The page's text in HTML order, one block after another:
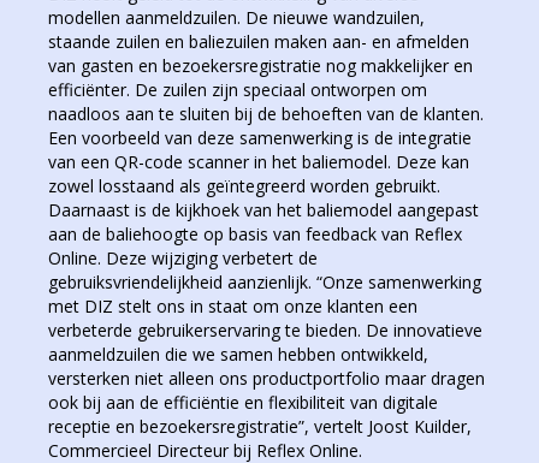
modellen aanmeldzuilen. De nieuwe wandzuilen,
staande zuilen en baliezuilen maken aan- en afmelden
van gasten en bezoekersregistratie nog makkelijker en
efficiënter. De zuilen zijn speciaal ontworpen om
naadloos aan te sluiten bij de behoeften van de klanten.
Een voorbeeld van deze samenwerking is de integratie
van een QR-code scanner in het baliemodel. Deze kan
zowel losstaand als geïntegreerd worden gebruikt.
Daarnaast is de kijkhoek van het baliemodel aangepast
aan de baliehoogte op basis van feedback van Reflex
Online. Deze wijziging verbetert de
gebruiksvriendelijkheid aanzienlijk. “Onze samenwerking
met DIZ stelt ons in staat om onze klanten een
verbeterde gebruikerservaring te bieden. De innovatieve
aanmeldzuilen die we samen hebben ontwikkeld,
versterken niet alleen ons productportfolio maar dragen
ook bij aan de efficiëntie en flexibiliteit van digitale
receptie en bezoekersregistratie”, vertelt Joost Kuilder,
Commercieel Directeur bij Reflex Online.